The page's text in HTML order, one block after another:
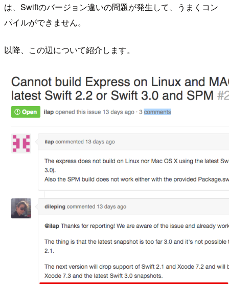
は、Swiftのバージョン違いの問題が発生して、うまくコン
パイルができません。
以降、この辺について紹介します。